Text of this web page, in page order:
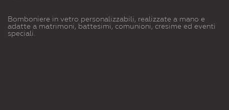
Bomboniere in vetro personalizzabili, realizzate a mano e
adatte a matrimoni, battesimi, comunioni, cresime ed eventi
speciali.